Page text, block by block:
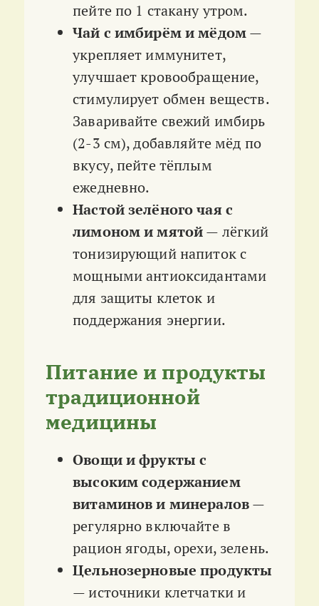
пейте по 1 стакану утром.
Чай с имбирём и мёдом—
укрепляет иммунитет,
улучшает кровообращение,
стимулирует обмен веществ.
Заваривайте свежий имбирь
(2-3 см), добавляйте мёд по
вкусу, пейте тёплым
ежедневно.
Настой зелёного чая с
лимоном и мятой— лёгкий
тонизирующий напиток с
мощными антиоксидантами
для защиты клеток и
поддержания энергии.
Питание и продукты
традиционной
медицины
Овощи и фрукты с
высоким содержанием
витаминов и минералов—
регулярно включайте в
рацион ягоды, орехи, зелень.
Цельнозерновые продукты
— источники клетчатки и